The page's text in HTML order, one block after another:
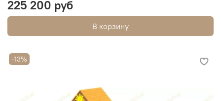
225 200 руб
В корзину
-13%